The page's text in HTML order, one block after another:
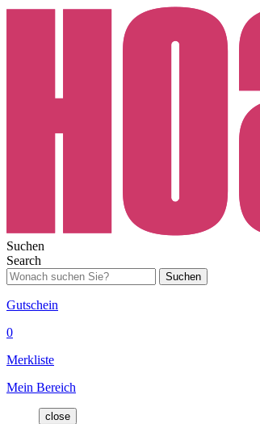
Suchen
Search
Suchen
Gutschein
0
Merkliste
Mein Bereich
close